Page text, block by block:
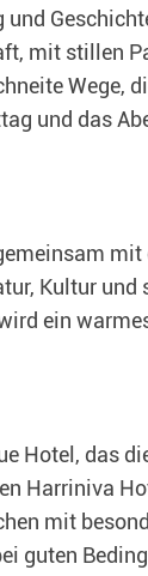
mit stillen
Wege,
und das
mit
Kultur und
ein
Hotel, das
Harriniva
mit
guten